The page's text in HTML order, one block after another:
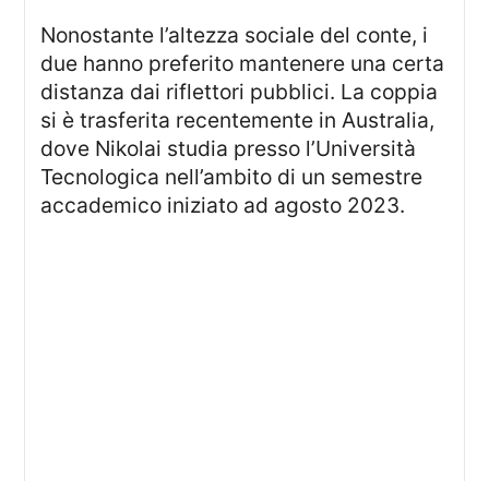
Nonostante l’altezza sociale del conte, i
due hanno preferito mantenere una certa
distanza dai riflettori pubblici. La coppia
si è trasferita recentemente in Australia,
dove Nikolai studia presso l’Università
Tecnologica nell’ambito di un semestre
accademico iniziato ad agosto 2023.